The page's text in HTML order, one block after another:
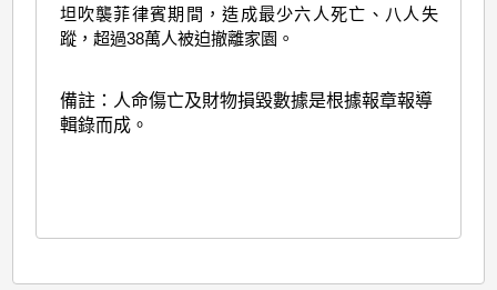
坦吹襲菲律賓期間，造成最少六人死亡、八人失
蹤，超過38萬人被迫撤離家園。
備註：人命傷亡及財物損毀數據是根據報章報導
輯錄而成。